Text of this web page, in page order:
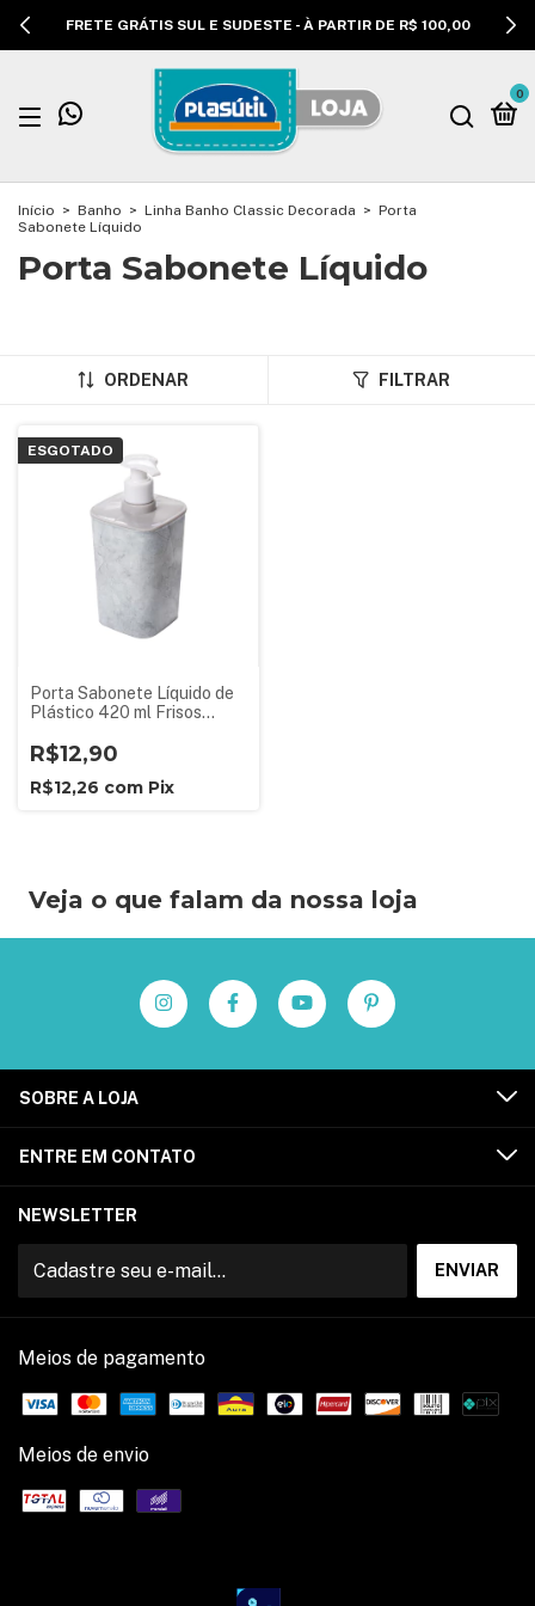
FRETE GRÁTIS SUL E SUDESTE - À PARTIR DE R$ 100,00
0
Início > Banho > Linha Banho Classic Decorada > Porta
Sabonete Líquido
Porta Sabonete Líquido
ORDENAR FILTRAR
ESGOTADO
Porta Sabonete Líquido de
Plástico 420 ml Frisos
R$12,90
R$12,26 com Pix
Veja o que falam da nossa loja
SOBRE A LOJA
ENTRE EM CONTATO
NEWSLETTER
Meios de pagamento
Meios de envio